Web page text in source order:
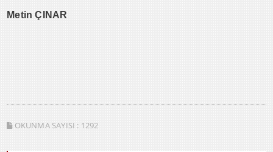
Metin ÇINAR
OKUNMA SAYISI : 1292